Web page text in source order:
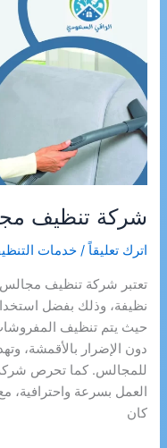
شركة تنظيف
اترك تعليقاً /خدمات
تعتبر شركة تنظيف مجالس
نظيفة، وذلك بفضل
حيث يتم تنظيف المفروشات
دون الإضرار بالأقمشة،
للمجالس. كما تحرص
العمل بسرعة واحترافية،
كان